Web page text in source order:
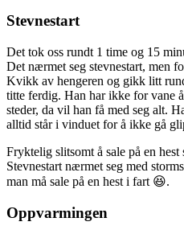
Stevnestart
Det tok oss rundt 1 time og 15
Det nærmet seg stevnestart, men
Kvikk av hengeren og gikk litt
titte ferdig. Han har ikke for vane
steder, da vil han få med seg alt.
alltid står i vinduet for å ikke gå
Fryktelig slitsomt å sale på en
Stevnestart nærmet seg med
man må sale på en hest i fart 😆.
Oppvarmingen